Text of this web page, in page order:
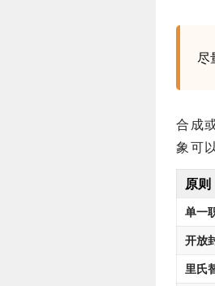
尽
合成
象可
原则
单一
开放
里氏